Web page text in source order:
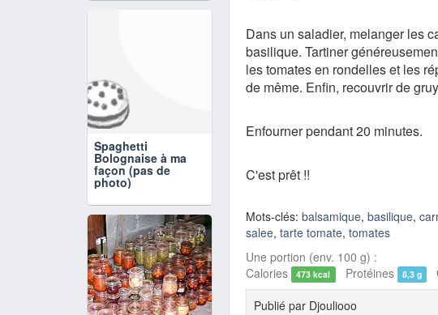
Dans un saladier, melanger les
basilique. Tartiner
les tomates en rondelles et les
de même. Enfin, recouvrir de
Enfourner pendant 20 minutes.
C'est prêt !!
Mots-clés: balsamique, basilique,
salee, tarte tomate, tomates
Une portion (env. 100 g) :
Calories
473 kcal Protéines 8,3 g
Publié par Djouliooo
Spaghetti
Bolognaise à ma
façon (pas de
photo)